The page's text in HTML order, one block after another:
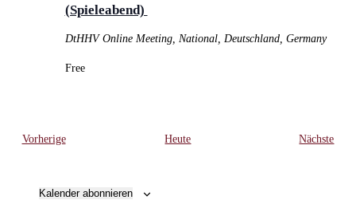
(Spieleabend)
DtHHV Online Meeting, National, Deutschland, Germany
Free
VorherigeVeranstaltungen Heute Nächste
Kalender abonnieren